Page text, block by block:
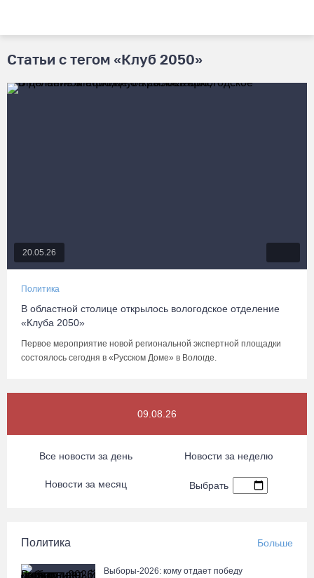
Статьи с тегом «Клуб 2050»
20.05.26
Политика
В областной столице открылось вологодское отделение
«Клуба 2050»
Первое мероприятие новой региональной экспертной площадки
состоялось сегодня в «Русском Доме» в Вологде.
09.08.26
Все новости за день Новости за неделю
Новости за месяц Выбрать
Политика Больше
Выборы-2026: кому отдает победу